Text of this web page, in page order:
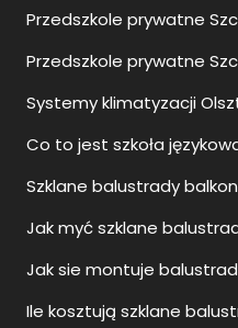
Przedszkole prywatne
Przedszkole prywatne
Systemy klimatyzacji
Co to jest szkoła
Szklane balustrady
Jak myć szklane
Jak sie montuje
Ile kosztują szklane